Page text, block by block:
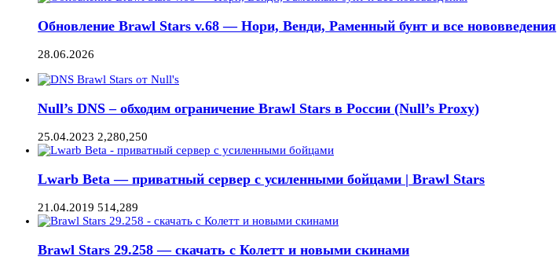
Обновление Brawl Stars v.68 — Нори, Венди, Раменный бунт и все нововведения
28.06.2026
Null’s DNS – обходим ограничение Brawl Stars в России (Null’s Proxy)
25.04.2023 2,280,250
Lwarb Beta — приватный сервер с усиленными бойцами | Brawl Stars
21.04.2019 514,289
Brawl Stars 29.258 — скачать с Колетт и новыми скинами